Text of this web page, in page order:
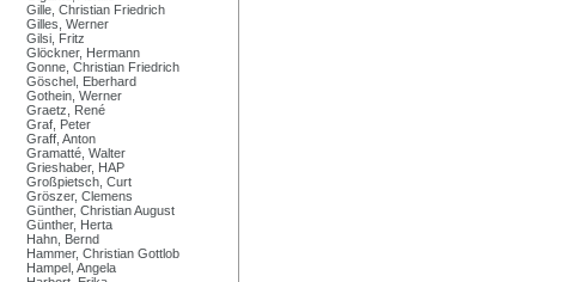
Gille, Christian Friedrich
Gilles, Werner
Gilsi, Fritz
Glöckner, Hermann
Gonne, Christian Friedrich
Göschel, Eberhard
Gothein, Werner
Graetz, René
Graf, Peter
Graff, Anton
Gramatté, Walter
Grieshaber, HAP
Großpietsch, Curt
Gröszer, Clemens
Günther, Christian August
Günther, Herta
Hahn, Bernd
Hammer, Christian Gottlob
Hampel, Angela